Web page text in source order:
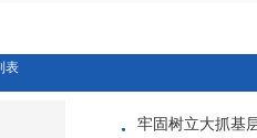
表
· 牢固树立大抓基